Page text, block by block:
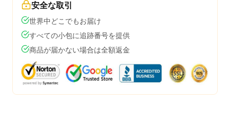
安全な取引
世界中どこでもお届け
すべての小包に追跡番号を提供
商品が届かない場合は全額返金